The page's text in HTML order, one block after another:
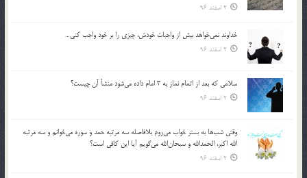
2 اسفند 96
خداوند نمي‌خواهد بيش از واجبات خودش، چيزي را بر خود واجب كني…
2 اسفند 96
سلامي كه بعد از اتمام نماز به 3 امام داده مي‌شود منشأ آن چيست؟
2 اسفند 96
وقتي شب‌ها به بستر خواب مي‌روم بلافاصله سه مرتبه حمد و سوره مي‌خوانم و سه مرتبه
الله اكبر، الحمدالله و سبحان‌الله مي‌گويم آيا اين كافي است؟
2 اسفند 96